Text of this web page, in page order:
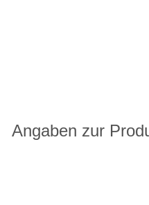
Angaben zur